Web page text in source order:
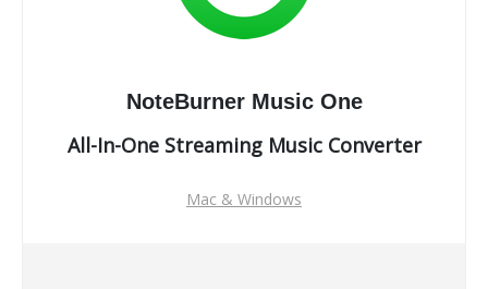
NoteBurner Music One
All-In-One Streaming Music Converter
Mac & Windows